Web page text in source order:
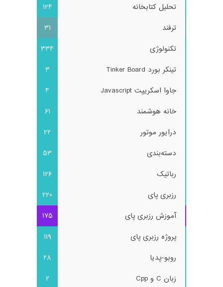
تحلیل کتابخانه
124
ترفند
31
تکنولوژی
334
تینکر بورد Tinker Board
3
جاوا اسکریپت Javascript
4
خانه هوشمند
61
درایور موتور
22
دسته‌بندی
53
رباتیک
126
رزبری پای
220
آموزش رزبری پای
175
پروژه رزبری پای
119
روبو-پدیا
28
زبان C و Cpp
2